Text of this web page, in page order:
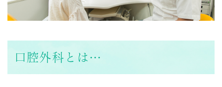
口腔外科とは…